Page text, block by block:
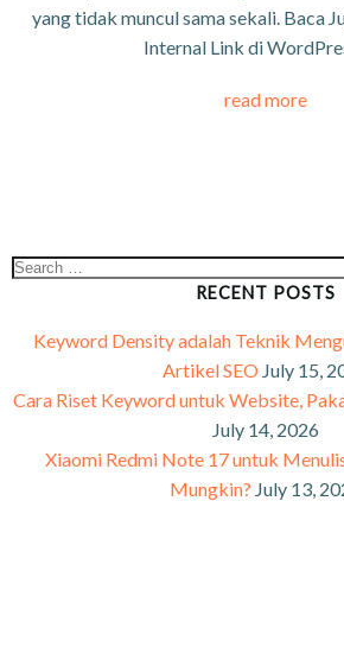
yang tidak muncul sama sekali. Baca
Internal Link di
read more
RECENT POSTS
Keyword Density adalah Teknik
Artikel SEO July 15,
Cara Riset Keyword untuk Website,
July 14, 2026
Xiaomi Redmi Note 17 untuk
Mungkin? July 13,